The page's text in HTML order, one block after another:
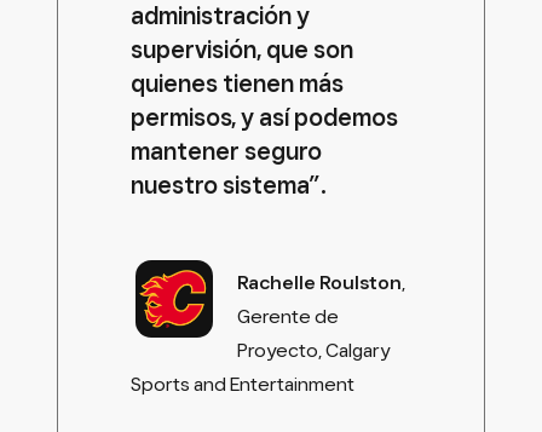
administración y
supervisión, que son
quienes tienen más
permisos, y así podemos
mantener seguro
nuestro sistema”.
Rachelle Roulston,
Gerente de
Proyecto, Calgary
Sports and Entertainment